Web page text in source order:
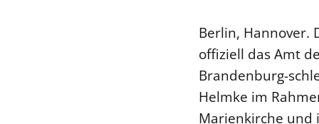
Berlin, Hannover.
offiziell das Amt
Brandenburg-
Helmke im
Marienkirche und